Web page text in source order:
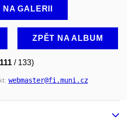
GALERII
ZPĚT NA ALBUM
111 / 133)
webmaster@fi.muni.cz